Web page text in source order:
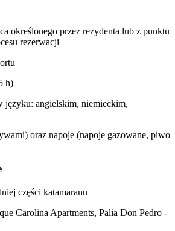
określonego przez rezydenta lub z punktu
rezerwacji
h)
języku: angielskim, niemieckim,
oraz napoje (napoje gazowane, piwo
części katamaranu
Carolina Apartments, Palia Don Pedro -